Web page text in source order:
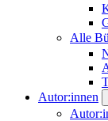
Alle
Autor:innen